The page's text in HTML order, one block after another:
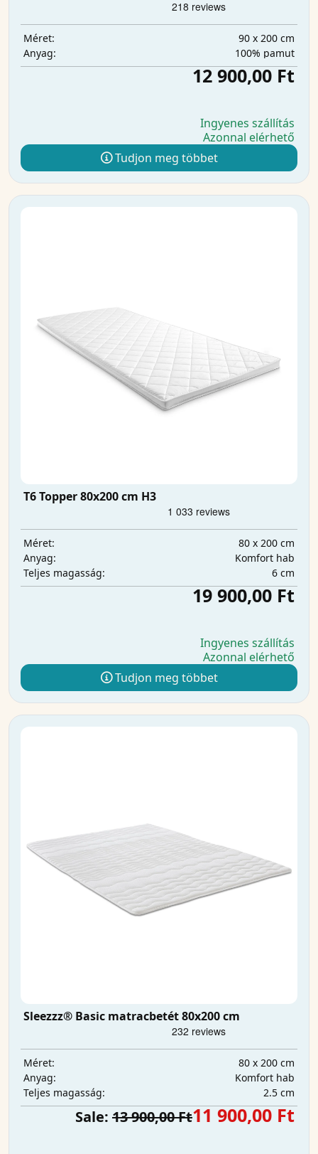
Méret:
90 x 200 cm
Anyag:
100% pamut
12 900,00 Ft
Ingyenes szállítás
Azonnal elérhető
Tudjon meg többet
T6 Topper 80x200 cm H3
Méret:
80 x 200 cm
Anyag:
Komfort hab
Teljes magasság:
6 cm
19 900,00 Ft
Ingyenes szállítás
Azonnal elérhető
Tudjon meg többet
Sleezzz® Basic matracbetét 80x200 cm
Méret:
80 x 200 cm
Anyag:
Komfort hab
Teljes magasság:
2.5 cm
Sale: 13 900,00 Ft11 900,00 Ft